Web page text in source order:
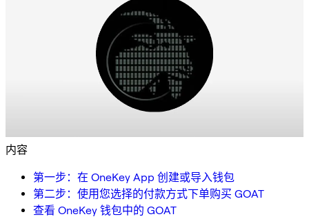
内容
第一步：在 OneKey App 创建或导入钱包
第二步：使用您选择的付款方式下单购买 GOAT
查看 OneKey 钱包中的 GOAT